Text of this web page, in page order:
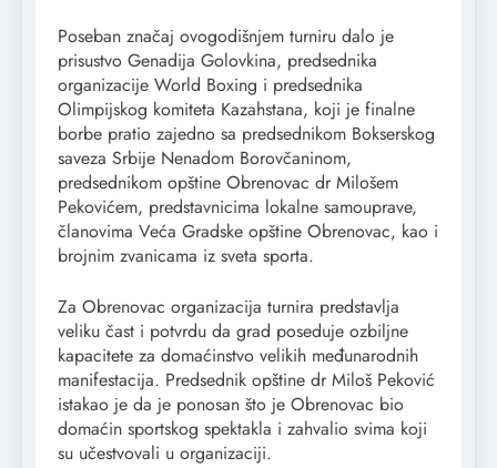
Poseban značaj ovogodišnjem turniru dalo je
prisustvo Genadija Golovkina, predsednika
organizacije World Boxing i predsednika
Olimpijskog komiteta Kazahstana, koji je finalne
borbe pratio zajedno sa predsednikom Bokserskog
saveza Srbije Nenadom Borovčaninom,
predsednikom opštine Obrenovac dr Milošem
Pekovićem, predstavnicima lokalne samouprave,
članovima Veća Gradske opštine Obrenovac, kao i
brojnim zvanicama iz sveta sporta.
Za Obrenovac organizacija turnira predstavlja
veliku čast i potvrdu da grad poseduje ozbiljne
kapacitete za domaćinstvo velikih međunarodnih
manifestacija. Predsednik opštine dr Miloš Peković
istakao je da je ponosan što je Obrenovac bio
domaćin sportskog spektakla i zahvalio svima koji
su učestvovali u organizaciji.